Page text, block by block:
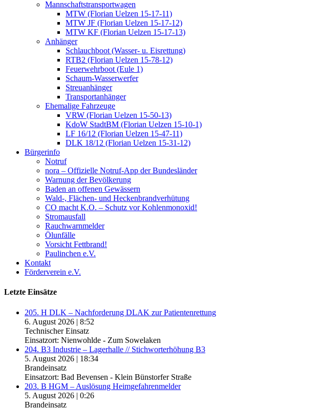
Mannschaftstransportwagen
MTW (Florian Uelzen 15-17-11)
MTW JF (Florian Uelzen 15-17-12)
MTW KF (Florian Uelzen 15-17-13)
Anhänger
Schlauchboot (Wasser- u. Eisrettung)
RTB2 (Florian Uelzen 15-78-12)
Feuerwehrboot (Eule 1)
Schaum-Wasserwerfer
Streuanhänger
Transportanhänger
Ehemalige Fahrzeuge
VRW (Florian Uelzen 15-50-13)
KdoW StadtBM (Florian Uelzen 15-10-1)
LF 16/12 (Florian Uelzen 15-47-11)
DLK 18/12 (Florian Uelzen 15-31-12)
Bürgerinfo
Notruf
nora – Offizielle Notruf-App der Bundesländer
Warnung der Bevölkerung
Baden an offenen Gewässern
Wald-, Flächen- und Heckenbrandverhütung
CO macht K.O. – Schutz vor Kohlenmonoxid!
Stromausfall
Rauchwarnmelder
Ölunfälle
Vorsicht Fettbrand!
Paulinchen e.V.
Kontakt
Förderverein e.V.
Letzte Einsätze
205. H DLK – Nachforderung DLAK zur Patientenrettung
6. August 2026 | 8:52
Technischer Einsatz
Einsatzort: Nienwohlde - Zum Sowelaken
204. B3 Industrie – Lagerhalle // Stichworterhöhung B3
5. August 2026 | 18:34
Brandeinsatz
Einsatzort: Bad Bevensen - Klein Bünstorfer Straße
203. B HGM – Auslösung Heimgefahrenmelder
5. August 2026 | 0:26
Brandeinsatz